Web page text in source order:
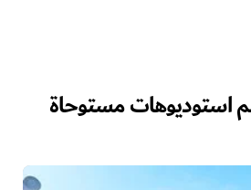
استوديوهات مستوحاة